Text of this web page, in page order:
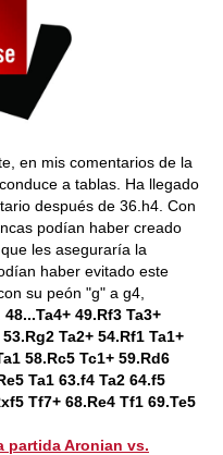
en mis comentarios de la
a tablas. Ha llegado
después de 36.h4. Con
podían haber creado
les aseguraría la
haber evitado este
su peón "g" a g4,
48...Ta4+ 49.Rf3 Ta3+
Ta2+ 54.Rf1 Ta1+
58.Rc5 Tc1+ 59.Rd6
Ta1 63.f4 Ta2 64.f5
Tf7+ 68.Re4 Tf1 69.Te5
partida Aronian vs.